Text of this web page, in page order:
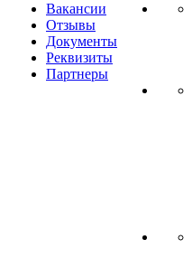
Вакансии
Отзывы
Документы
Реквизиты
Партнеры